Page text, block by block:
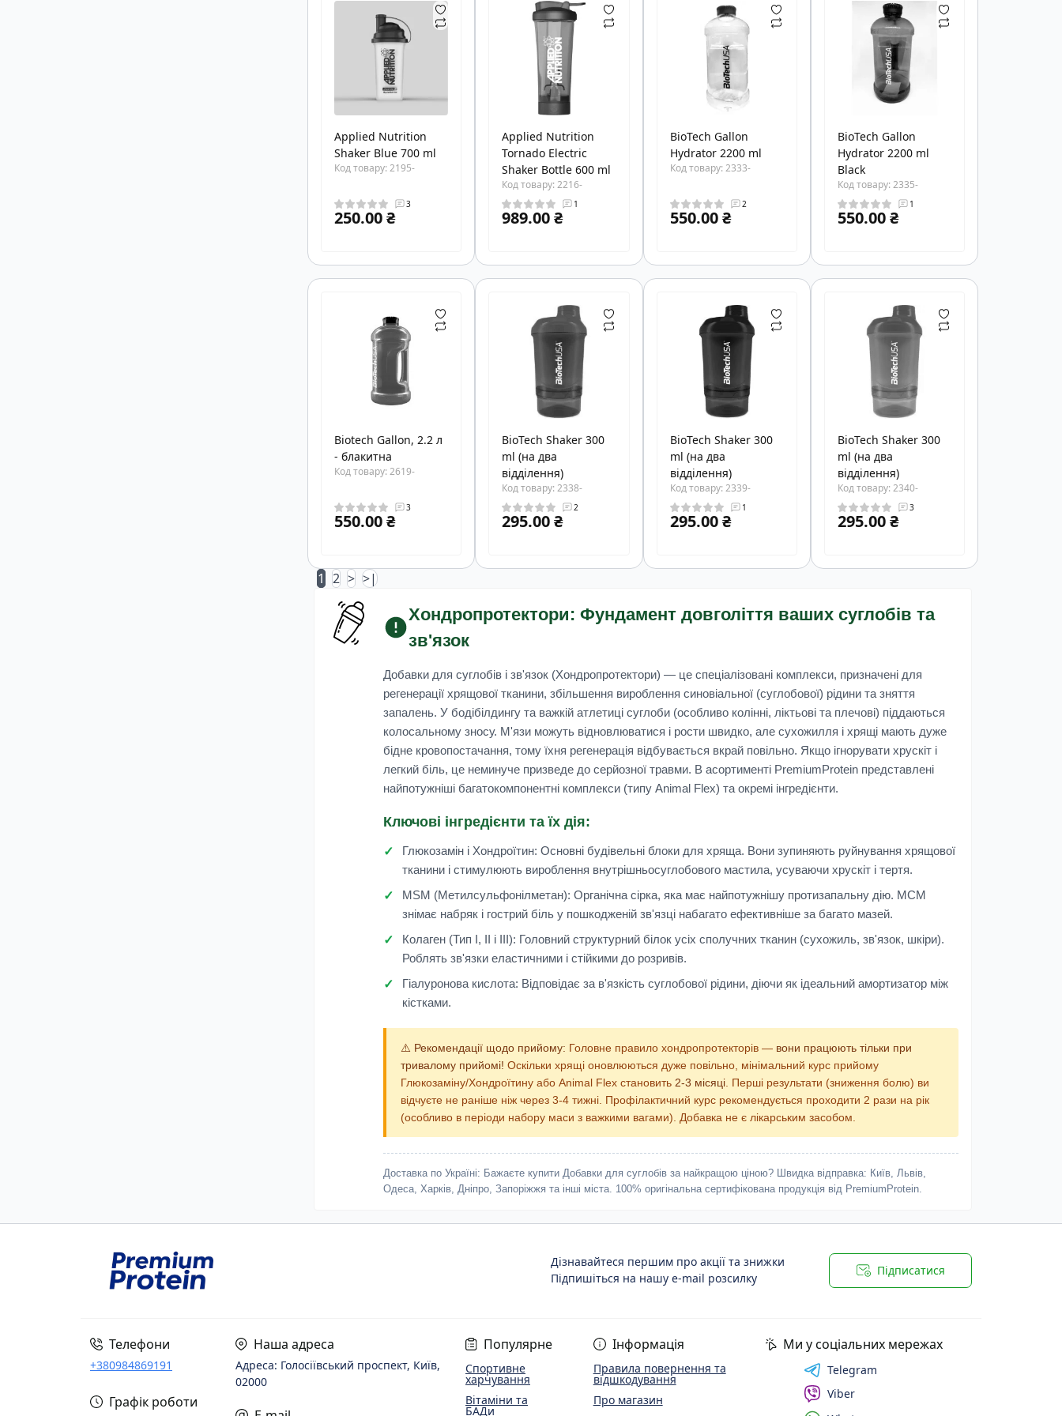
Applied Nutrition
Shaker Blue 700 ml
Код товару: 2195-
3
250.00 ₴
Applied Nutrition
Tornado Electric
Shaker Bottle 600 ml
Код товару: 2216-
1
989.00 ₴
BioTech Gallon
Hydrator 2200 ml
Код товару: 2333-
2
550.00 ₴
BioTech Gallon
Hydrator 2200 ml
Black
Код товару: 2335-
1
550.00 ₴
Biotech Gallon, 2.2 л
- блакитна
Код товару: 2619-
3
550.00 ₴
BioTech Shaker 300
ml (на два
відділення)
Код товару: 2338-
2
295.00 ₴
BioTech Shaker 300
ml (на два
відділення)
Код товару: 2339-
1
295.00 ₴
BioTech Shaker 300
ml (на два
відділення)
Код товару: 2340-
3
295.00 ₴
1 2 > >|
Хондропротектори: Фундамент довголіття ваших суглобів та
зв'язок
Добавки для суглобів і зв'язок (Хондропротектори) — це спеціалізовані комплекси, призначені для
регенерації хрящової тканини, збільшення вироблення синовіальної (суглобової) рідини та зняття
запалень. У бодібілдингу та важкій атлетиці суглоби (особливо колінні, ліктьові та плечові) піддаються
колосальному зносу. М'язи можуть відновлюватися і рости швидко, але сухожилля і хрящі мають дуже
бідне кровопостачання, тому їхня регенерація відбувається вкрай повільно. Якщо ігнорувати хрускіт і
легкий біль, це неминуче призведе до серйозної травми. В асортименті PremiumProtein представлені
найпотужніші багатокомпонентні комплекси (типу Animal Flex) та окремі інгредієнти.
Ключові інгредієнти та їх дія:
Глюкозамін і Хондроїтин: Основні будівельні блоки для хряща. Вони зупиняють руйнування хрящової
тканини і стимулюють вироблення внутрішньосуглобового мастила, усуваючи хрускіт і тертя.
MSM (Метилсульфонілметан): Органічна сірка, яка має найпотужнішу протизапальну дію. МСМ
знімає набряк і гострий біль у пошкодженій зв'язці набагато ефективніше за багато мазей.
Колаген (Тип I, II і III): Головний структурний білок усіх сполучних тканин (сухожиль, зв'язок, шкіри).
Роблять зв'язки еластичними і стійкими до розривів.
Гіалуронова кислота: Відповідає за в'язкість суглобової рідини, діючи як ідеальний амортизатор між
кістками.
⚠️ Рекомендації щодо прийому: Головне правило хондропротекторів — вони працюють тільки при
тривалому прийомі! Оскільки хрящі оновлюються дуже повільно, мінімальний курс прийому
Глюкозаміну/Хондроїтину або Animal Flex становить 2-3 місяці . Перші результати (зниження болю) ви
відчуєте не раніше ніж через 3-4 тижні. Профілактичний курс рекомендується проходити 2 рази на рік
(особливо в періоди набору маси з важкими вагами). Добавка не є лікарським засобом.
Доставка по Україні: Бажаєте купити Добавки для суглобів за найкращою ціною? Швидка відправка: Київ, Львів,
Одеса, Харків, Дніпро, Запоріжжя та інші міста. 100% оригінальна сертифікована продукція від PremiumProtein.
Дізнавайтеся першим про акції та знижки
Підпишіться на нашу e-mail розсилку
Підписатися
Телефони
+380984869191
Графік роботи
Наша адреса
Адреса: Голосіївський проспект, Київ,
02000
Популярне
Спортивне
харчування
Вітаміни та
БАДи
Інформація
Правила повернення та
відшкодування
Про магазин
Ми у соціальних мережах
Telegram
Viber